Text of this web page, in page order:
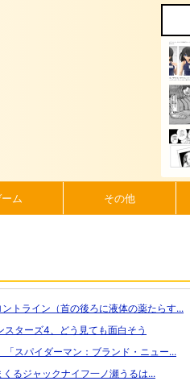
ム その他
トライン（首の後ろに液体の薬たらす...
スターズ4、どう見ても面白そう
「スパイダーマン：ブランド・ニュー...
くるジャックナイフ一ノ瀬うるは...